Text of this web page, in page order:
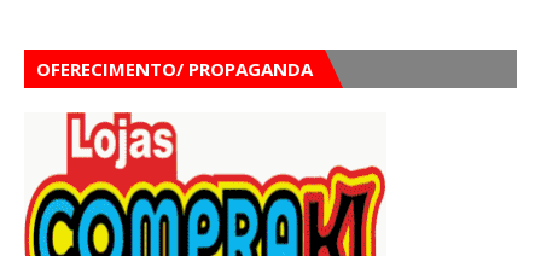
OFERECIMENTO/ PROPAGANDA